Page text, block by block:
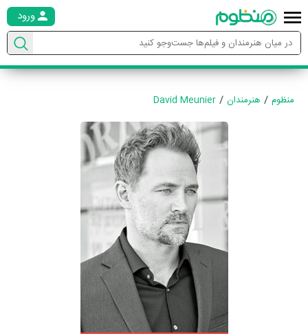
ورود
منظوم هنرمندان David Meunier